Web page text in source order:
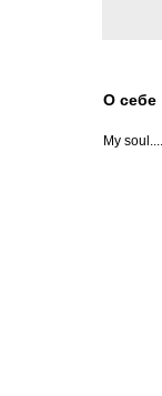
О себе
My soul....